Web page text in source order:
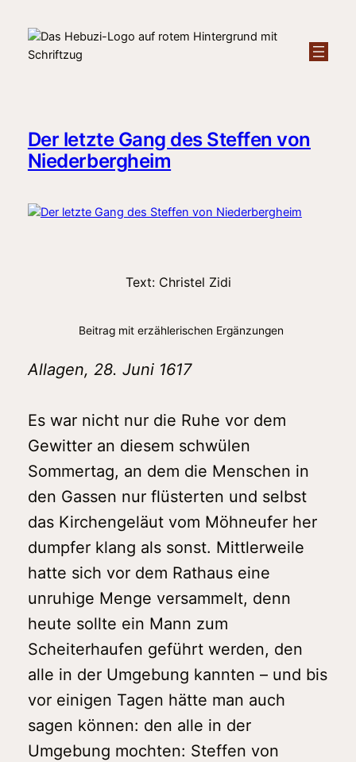
Inhalt
springen
Der letzte Gang des Steffen von
Niederbergheim
Text: Christel Zidi
Beitrag mit erzählerischen Ergänzungen
Allagen, 28. Juni 1617
Es war nicht nur die Ruhe vor dem
Gewitter an diesem schwülen
Sommertag, an dem die Menschen in
den Gassen nur flüsterten und selbst
das Kirchengeläut vom Möhneufer her
dumpfer klang als sonst. Mittlerweile
hatte sich vor dem Rathaus eine
unruhige Menge versammelt, denn
heute sollte ein Mann zum
Scheiterhaufen geführt werden, den
alle in der Umgebung kannten – und bis
vor einigen Tagen hätte man auch
sagen können: den alle in der
Umgebung mochten: Steffen von